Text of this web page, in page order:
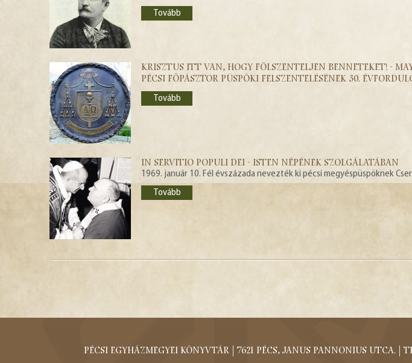
Tovább
KRISZTUS ITT VAN, HOGY FÖLSZENTELJEN BENNETEKET! -
PÉCSI FŐPÁSZTOR PÜSPÖKI FELSZENTELÉSÉNEK 30.
Tovább
IN SERVITIO POPULI DEI - ISTEN NÉPÉNEK SZOLGÁLATÁBAN
1969. január 10. Fél évszázada nevezték ki pécsi megyéspüspöknek
Tovább
PÉCSI EGYHÁZMEGYEI KÖNYVTÁR | 7621 Pécs, Janus Pannonius utca. |